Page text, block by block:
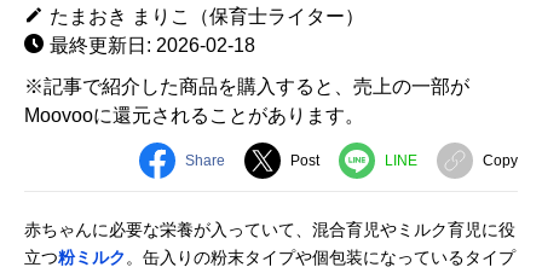
たまおき まりこ（保育士ライター）
最終更新日: 2026-02-18
※記事で紹介した商品を購入すると、売上の一部が
Moovooに還元されることがあります。
Share Post LINE Copy
赤ちゃんに必要な栄養が入っていて、混合育児やミルク育児に役
立つ粉ミルク 。缶入りの粉末タイプや個包装になっているタイプ